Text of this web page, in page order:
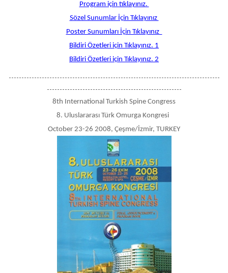
Program için tıklayınız.
Sözel Sunumlar İçin Tıklayınız
Poster Sunumları İçin Tıklayınız
Bildiri Özetleri için Tıklayınız. 1
Bildiri Özetleri için Tıklayınız. 2
-----------------------------------------------------------------------------------
-----------------------------------------------------
8th International Turkish Spine Congress
8. Uluslararası Türk Omurga Kongresi
October 23-26 2008, Çeşme/İzmir, TURKEY